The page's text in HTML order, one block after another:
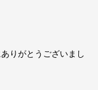
りがとうございまし